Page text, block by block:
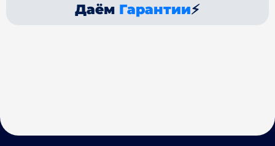
Даём Гарантии⚡